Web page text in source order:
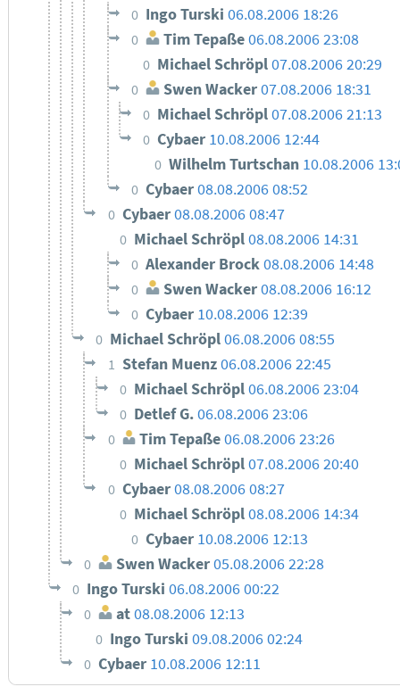
0 Ingo Turski 06.08.2006 18:26
0 Tim Tepaße06.08.2006 23:08
0 Michael Schröpl07.08.2006 20:29
0 Swen Wacker07.08.2006 18:31
0 Michael Schröpl07.08.2006 21:13
0 Cybaer 10.08.2006 12:44
0 Wilhelm Turtschan 10.08.2006
0 Cybaer08.08.2006 08:52
0 Cybaer08.08.2006 08:47
0 Michael Schröpl08.08.2006 14:31
0 Alexander Brock08.08.2006 14:48
0 Swen Wacker08.08.2006 16:12
0 Cybaer 10.08.2006 12:39
0 Michael Schröpl06.08.2006 08:55
1 Stefan Muenz06.08.2006 22:45
0 Michael Schröpl06.08.2006 23:04
0 Detlef G.06.08.2006 23:06
0 Tim Tepaße06.08.2006 23:26
0 Michael Schröpl07.08.2006 20:40
0 Cybaer08.08.2006 08:27
0 Michael Schröpl08.08.2006 14:34
0 Cybaer 10.08.2006 12:13
0 Swen Wacker05.08.2006 22:28
0 Ingo Turski 06.08.2006 00:22
0 at08.08.2006 12:13
0 Ingo Turski09.08.2006 02:24
0 Cybaer 10.08.2006 12:11